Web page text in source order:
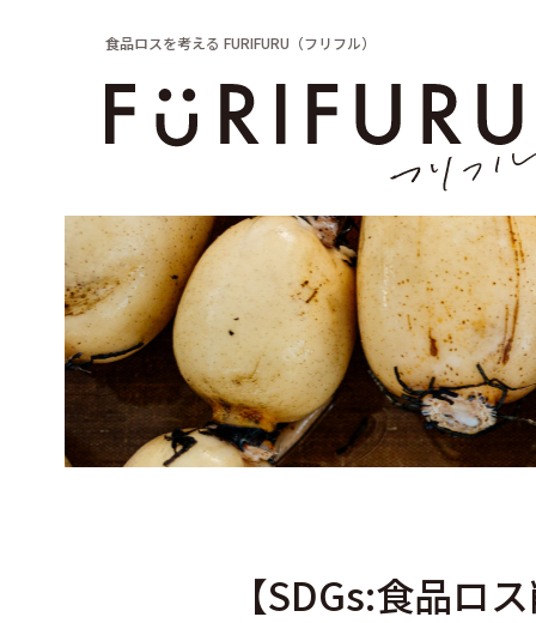
食品ロスを考える FURIFURU（フリフル）
【SDGs:食品ロ